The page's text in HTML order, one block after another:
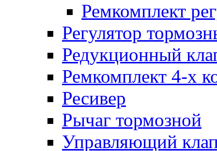
Ремкомплект
Регулятор
Редукционный
Ремкомплект 4-х
Ресивер
Рычаг тормозной
Управляющий